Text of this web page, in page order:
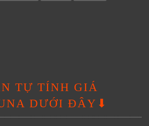
TỰ TÍNH GIÁ
DƯỚI ĐÂY⬇